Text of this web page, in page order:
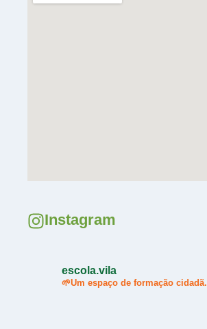
Instagram
escola.vila
🌱Um espaço de formação cidadã.